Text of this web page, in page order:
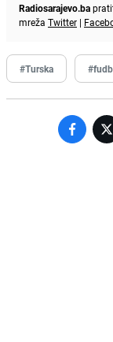
Radiosarajevo.ba
mreža Twitter |
#Turska